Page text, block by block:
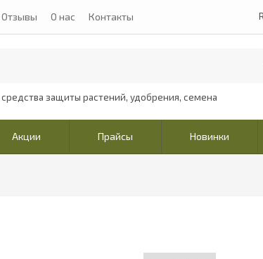
Отзывы О нас Контакты
средства защиты растений, удобрения, семена
Акции Прайсы Новинки